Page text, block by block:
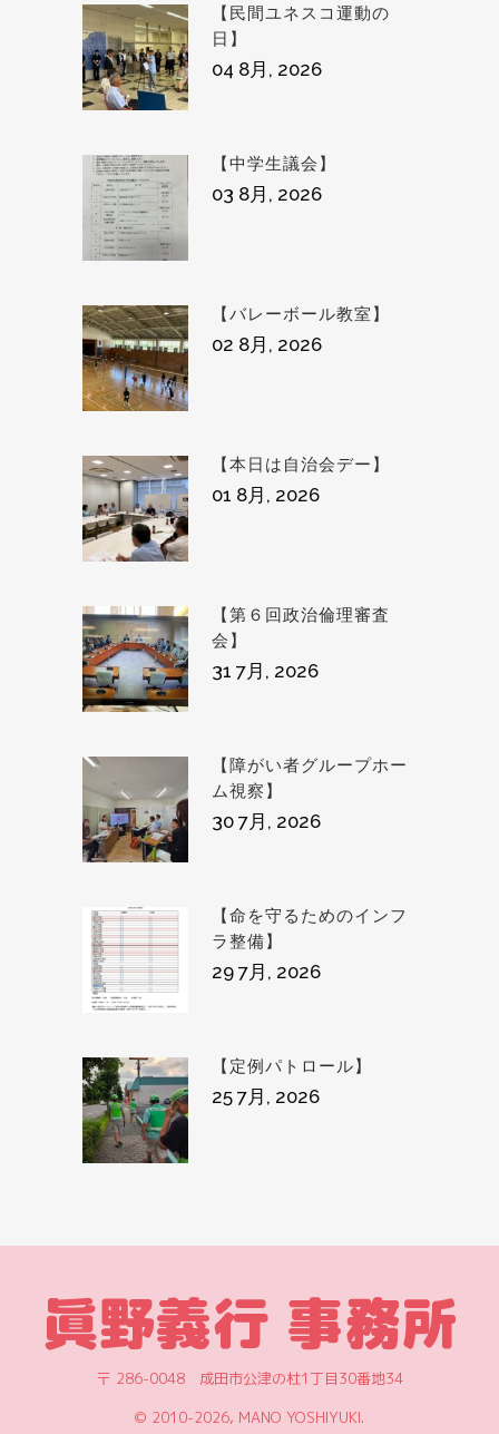
【民間ユネスコ運動の
日】
04 8月, 2026
【中学生議会】
03 8月, 2026
【バレーボール教室】
02 8月, 2026
【本日は自治会デー】
01 8月, 2026
【第６回政治倫理審査
会】
31 7月, 2026
【障がい者グループホー
ム視察】
30 7月, 2026
【命を守るためのインフ
ラ整備】
29 7月, 2026
【定例パトロール】
25 7月, 2026
眞野義行 事務所
〒 286-0048 成田市公津の杜1丁目30番地34
© 2010-2026, MANO YOSHIYUKI.